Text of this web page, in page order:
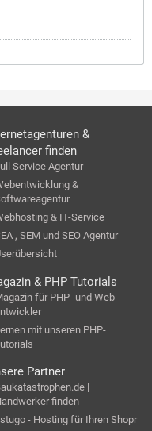
&
finden
Service Agentur
&
& IT-Service
, SEM und SEO Agentur
& PHP Tutorials
für PHP- und Web-
mit unseren PHP-
Partner
|
finden
- Hosting für Ihren Shopr